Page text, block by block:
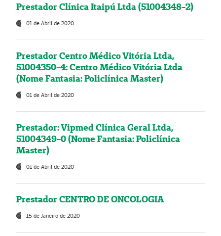
Prestador Clínica Itaipú Ltda (51004348-2)
01 de Abril de 2020
Prestador Centro Médico Vitória Ltda,
51004350-4: Centro Médico Vitória Ltda
(Nome Fantasia: Policlínica Master)
01 de Abril de 2020
Prestador: Vipmed Clínica Geral Ltda,
51004349-0 (Nome Fantasia: Policlínica
Master)
01 de Abril de 2020
Prestador CENTRO DE ONCOLOGIA
15 de Janeiro de 2020